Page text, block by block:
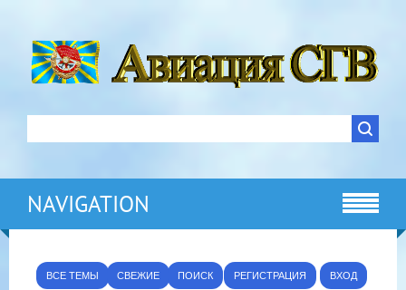
NAVIGATION
ВСЕ ТЕМЫ СВЕЖИЕ ПОИСК РЕГИСТРАЦИЯ ВХОД